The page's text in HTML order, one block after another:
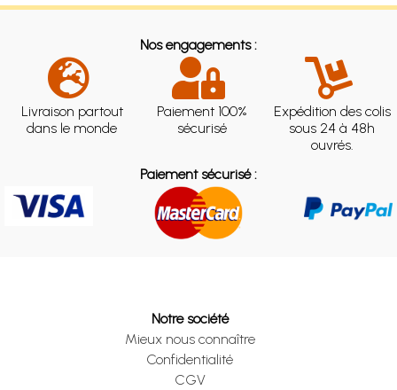
Nos engagements :
Livraison partout
dans le monde
Paiement 100%
sécurisé
Expédition des colis
sous 24 à 48h
ouvrés.
Paiement sécurisé :
Notre société
Mieux nous connaître
Confidentialité
CGV